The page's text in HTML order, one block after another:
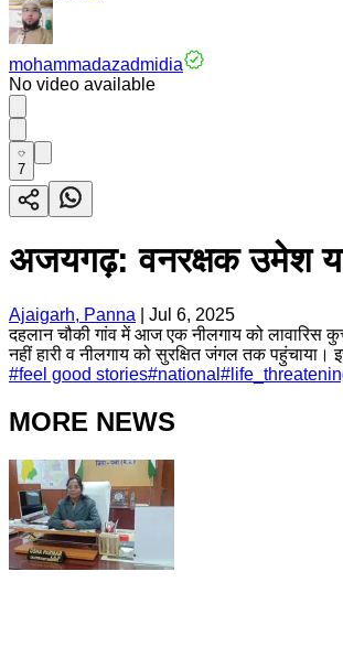
mohammadazadmidia
No video available
7
अजयगढ़: वनरक्षक उमेश
Ajaigarh, Panna
Jul 6, 2025
दहलान चौकी गांव में आज एक नीलगाय को लावारिस
नहीं हारी व नीलगाय को सुरक्षित जंगल तक पहुंचाया।
#feel good stories#national #
MORE NEWS